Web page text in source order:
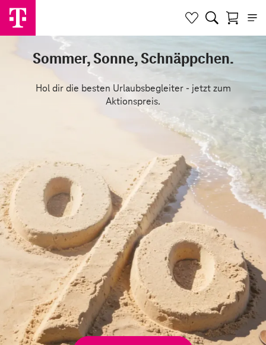
Sommer, Sonne, Schnäppchen.
Hol dir die besten Urlaubsbegleiter - jetzt zum
Aktionspreis.